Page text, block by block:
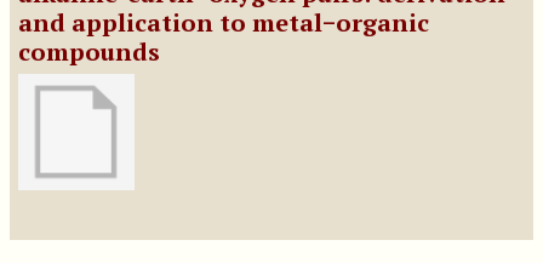
and application to metal−organic
compounds